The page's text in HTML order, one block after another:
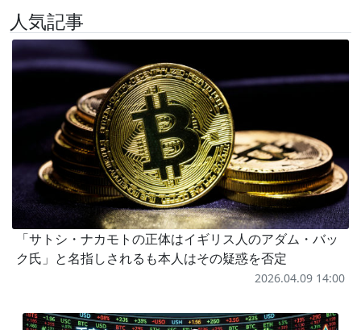
人気記事
「サトシ・ナカモトの正体はイギリス人のアダム・バッ
ク氏」と名指しされるも本人はその疑惑を否定
2026.04.09 14:00